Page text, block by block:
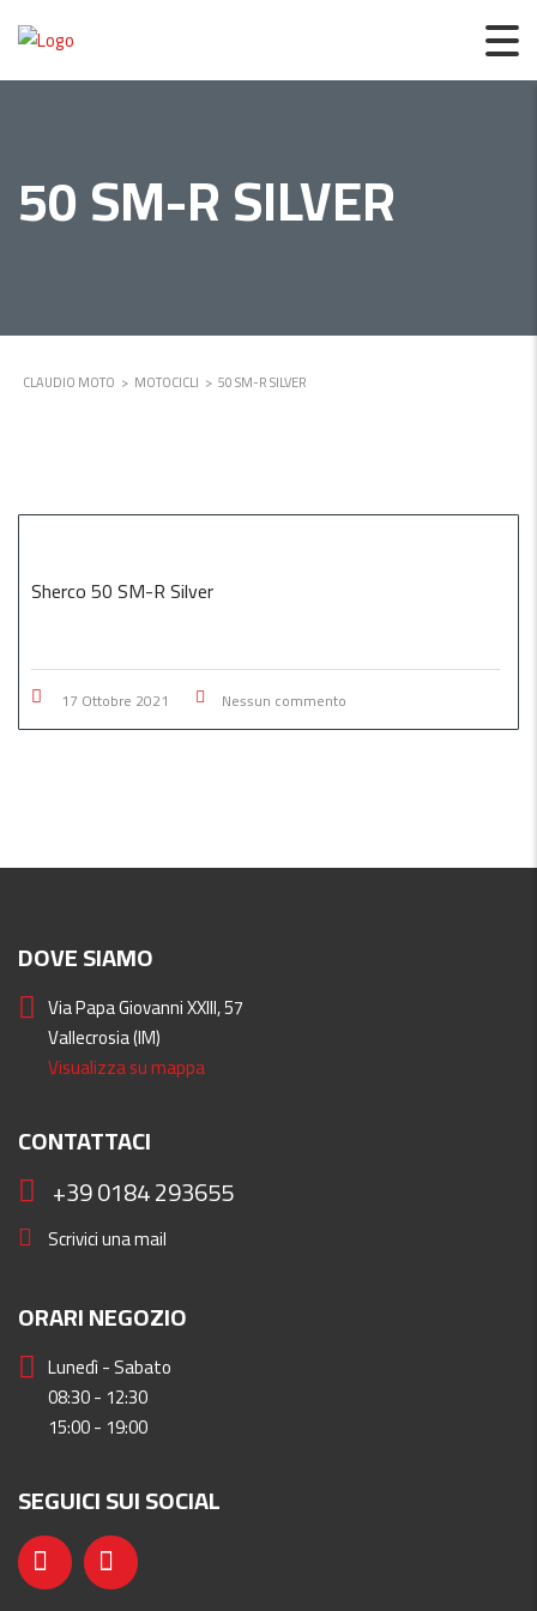
50 SM-R SILVER
CLAUDIO MOTO > MOTOCICLI > 50 SM-R SILVER
Sherco 50 SM-R Silver
17 Ottobre 2021 Nessun commento
DOVE SIAMO
Via Papa Giovanni XXIII, 57
Vallecrosia (IM)
Visualizza su mappa
CONTATTACI
+39 0184 293655
Scrivici una mail
ORARI NEGOZIO
Lunedì - Sabato
08:30 - 12:30
15:00 - 19:00
SEGUICI SUI SOCIAL